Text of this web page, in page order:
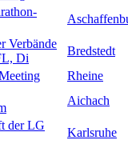
Verbände
Di
Bredstedt
Rheine
Aichach
der LG
Karlsruhe